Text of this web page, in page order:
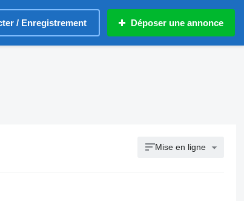
/ Enregistrement Déposer une annonce
Mise en ligne